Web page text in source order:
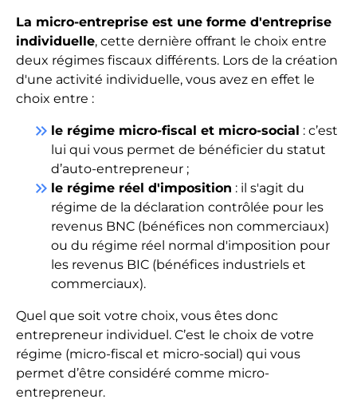
La micro-entreprise est une forme d'entreprise
individuelle, cette dernière offrant le choix entre
deux régimes fiscaux différents. Lors de la création
d'une activité individuelle, vous avez en effet le
choix entre :
keyboard_double_arrow_right le régime micro-fiscal et micro-social : c’est
lui qui vous permet de bénéficier du statut
d’auto-entrepreneur ;
keyboard_double_arrow_right le régime réel d'imposition : il s'agit du
régime de la déclaration contrôlée pour les
revenus BNC (bénéfices non commerciaux)
ou du régime réel normal d'imposition pour
les revenus BIC (bénéfices industriels et
commerciaux).
Quel que soit votre choix, vous êtes donc
entrepreneur individuel. C’est le choix de votre
régime (micro-fiscal et micro-social) qui vous
permet d’être considéré comme micro-
entrepreneur.